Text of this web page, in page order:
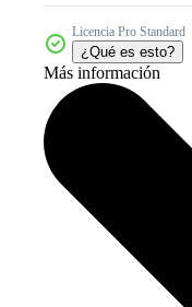
Licencia Pro Standard
¿Qué es esto?
Más información